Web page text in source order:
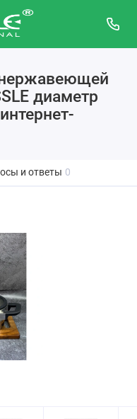
диаметр
и ответы 0